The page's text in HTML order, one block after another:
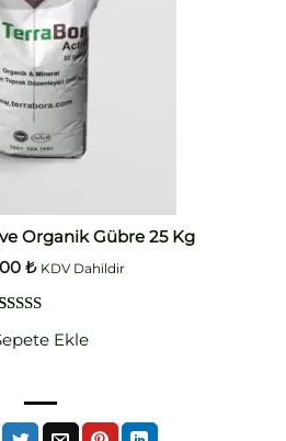
Organik Gübre 25 Kg
₺ KDV Dahildir
5 üzerinden
puan
Ekle